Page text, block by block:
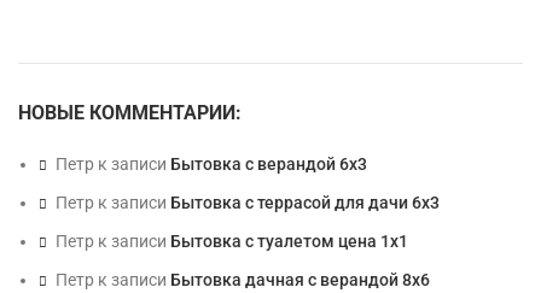
НОВЫЕ КОММЕНТАРИИ:
Петр к записи Бытовка с верандой 6х3
Петр к записи Бытовка с террасой для дачи 6х3
Петр к записи Бытовка с туалетом цена 1х1
Петр к записи Бытовка дачная с верандой 8х6